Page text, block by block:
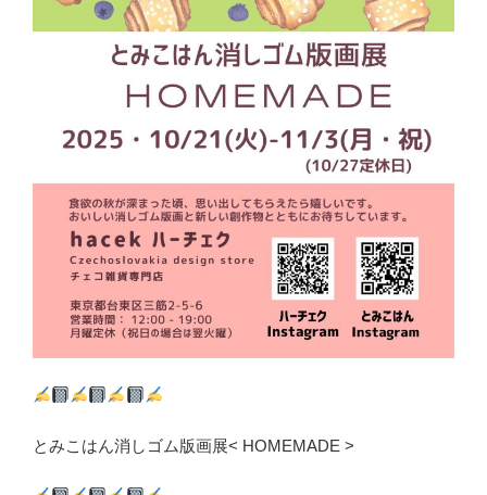
とみこはん消しゴム版画展< HOMEMADE >